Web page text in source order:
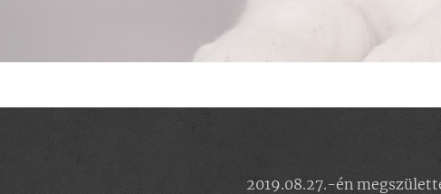
2019.08.27.-én